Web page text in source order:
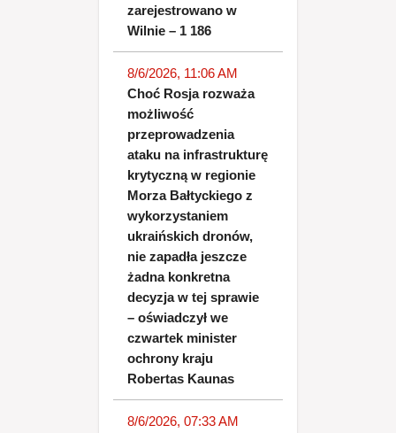
zarejestrowano w
Wilnie – 1 186
8/6/2026, 11:06 AM
Choć Rosja rozważa
możliwość
przeprowadzenia
ataku na infrastrukturę
krytyczną w regionie
Morza Bałtyckiego z
wykorzystaniem
ukraińskich dronów,
nie zapadła jeszcze
żadna konkretna
decyzja w tej sprawie
– oświadczył we
czwartek minister
ochrony kraju
Robertas Kaunas
8/6/2026, 07:33 AM